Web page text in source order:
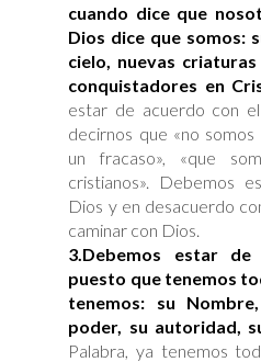
cuando dice que
Dios dice que somos:
cielo, nuevas
conquistadores en
estar de acuerdo con
decirnos que «no somos
un fracaso», «que
cristianos». Debemos
Dios y en desacuerdo
caminar con Dios.
3. Debemos estar
puesto que tenemos
tenemos: su
poder, su autoridad,
Palabra, ya tenemos